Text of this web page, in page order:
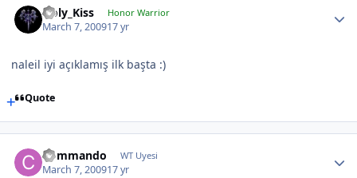
Holy_Kiss Honor Warrior
March 7, 200917 yr
naleil iyi açıklamış ilk başta :)
Quote
Commando WT Uyesi
March 7, 200917 yr